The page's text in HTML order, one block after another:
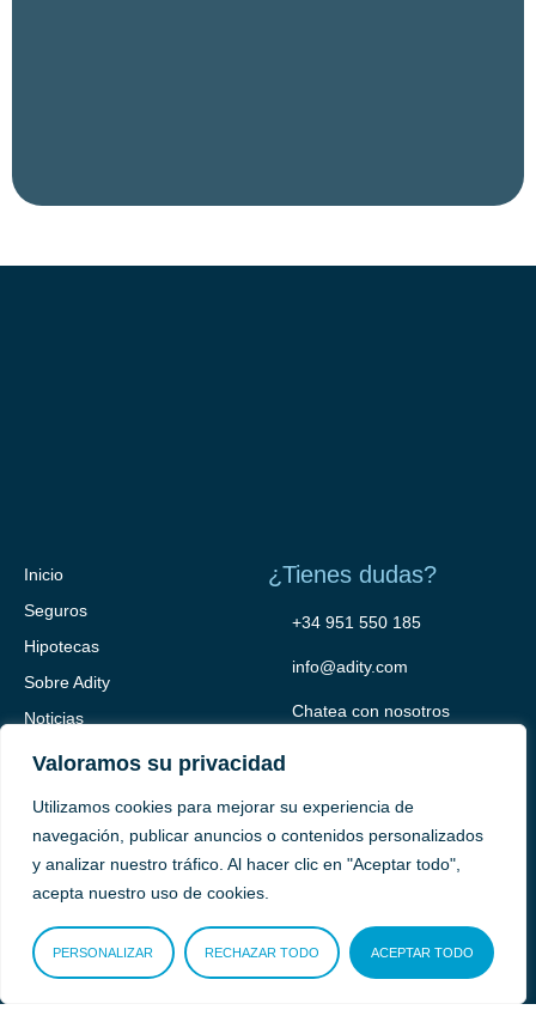
Valoramos su privacidad
Utilizamos cookies para mejorar su experiencia de
navegación, publicar anuncios o contenidos personalizados
y analizar nuestro tráfico. Al hacer clic en "Aceptar todo",
acepta nuestro uso de cookies.
PERSONALIZAR RECHAZAR TODO ACEPTAR TODO
Inicio
Seguros
Hipotecas
Sobre Adity
Noticias
Contacto
¿Tienes dudas?
+34 951 550 185
info@adity.com
Chatea con nosotros
Adity Seguros – Mapa del Sitio –
Términos y condiciones –